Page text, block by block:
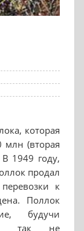
которая
млн (вторая
1949 году,
продал
к
Поллок
будучи
так не